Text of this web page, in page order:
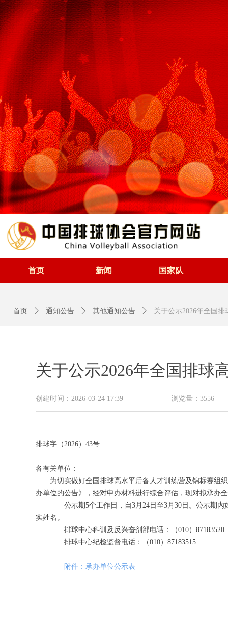
首页 新闻 国家队
关于公示2026年全国排球
排球字（2026）43号
各有关单位：
为切实做好全国排球高水平后备人才训练营及锦标赛组织
办单位的公告》，经对申办材料进行综合评估，现对拟承办
公示期5个工作日，自3月24日至3月30日。公示期内如
实姓名。
排球中心科训及反兴奋剂部电话：（010）87183520
排球中心纪检监督电话：（010）87183515
附件：承办单位公示表
创建时间： 2026-03-24 17:39 浏览量： 3556
首页 ꄲ 通知公告 ꄲ 其他通知公告 ꄲ 关于公示2026年全国